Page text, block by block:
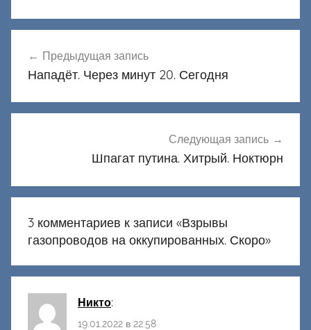
по
Предыдущая запись
Нападёт. Через минут 20. Сегодня
Следующая запись
Шпагат путина. Хитрый. Ноктюрн
3 комментариев к записи «Взрывы
газопроводов на оккупированных. Скоро»
Никто:
19.01.2022 в 22:58